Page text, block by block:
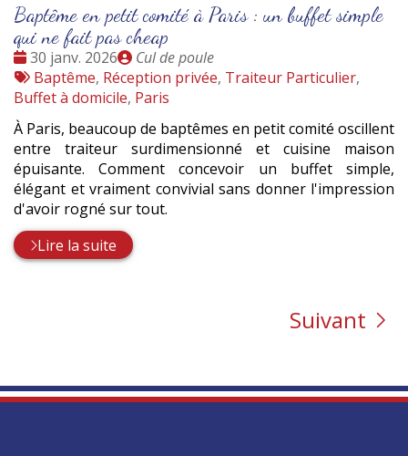
Baptême en petit comité à Paris : un buffet simple
qui ne fait pas cheap
Date
:
30 janv. 2026
Publié
par
Cul de poule
Tags
:
Baptême, Réception privée, Traiteur Particulier,
Buffet à domicile, Paris
À Paris, beaucoup de baptêmes en petit comité oscillent
entre traiteur surdimensionné et cuisine maison
épuisante. Comment concevoir un buffet simple,
élégant et vraiment convivial sans donner l'impression
d'avoir rogné sur tout.
Lire la suite
Suivant